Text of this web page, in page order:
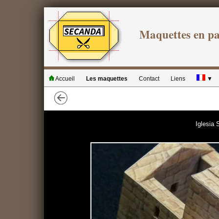
Maquettes en
Accueil Les maquettes Contact Liens ▼
Iglesia